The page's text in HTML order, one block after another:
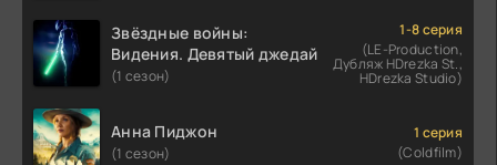
Звёздные войны:
Видения. Девятый джедай
(1 сезон)
1-8 серия
(LE-Production,
Дубляж HDrezka St.,
HDrezka Studio)
Анна Пиджон
(1 сезон)
1 серия
(Coldfilm)